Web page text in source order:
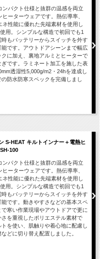
ンパクト仕様と抜群の温感を両立
ーターウェアです。熱伝導率、
ネ性能に優れた先端素材を使用し
用。シンプルな構造で初回でも1
もバッテリーからスイッチを外す
です。アウトドアシーンまで幅広
に加え、裏地アルミとヒーターで
です。ラミネート加工を施した表
透湿性5,000g/m2・24hを達成し
防水防寒スペックを完備しまし
S-HEAT キルトインナー＋電熱ヒ
100
ンパクト仕様と抜群の温感を両立
ーターウェアです。熱伝導率、
ネ性能に優れた先端素材を使用し
用。シンプルな構造で初回でも1
もバッテリーからスイッチを外す
です。動きやすさなどの基本スペ
寒い作業現場やアウトドアで更に
を重視したポリエステル素材で
を使い、肌触りや着心地に配慮し
どに切り替え配置しました。